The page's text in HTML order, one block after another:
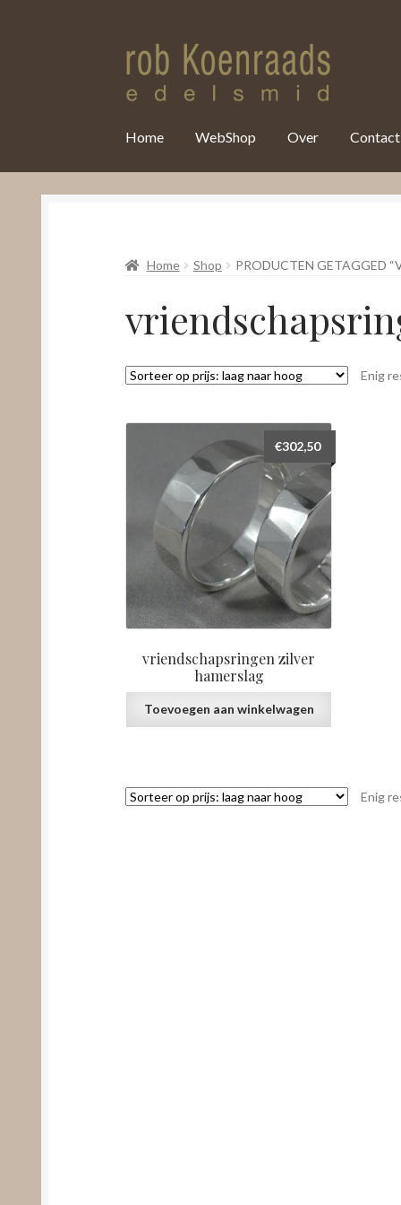
Home WebShop Over Contact
Home Shop PRODUCTEN GETAGGED
Enig
vriendschapsringen zilver
hamerslag
€302,50
Toevoegen aan winkelwagen
Enig